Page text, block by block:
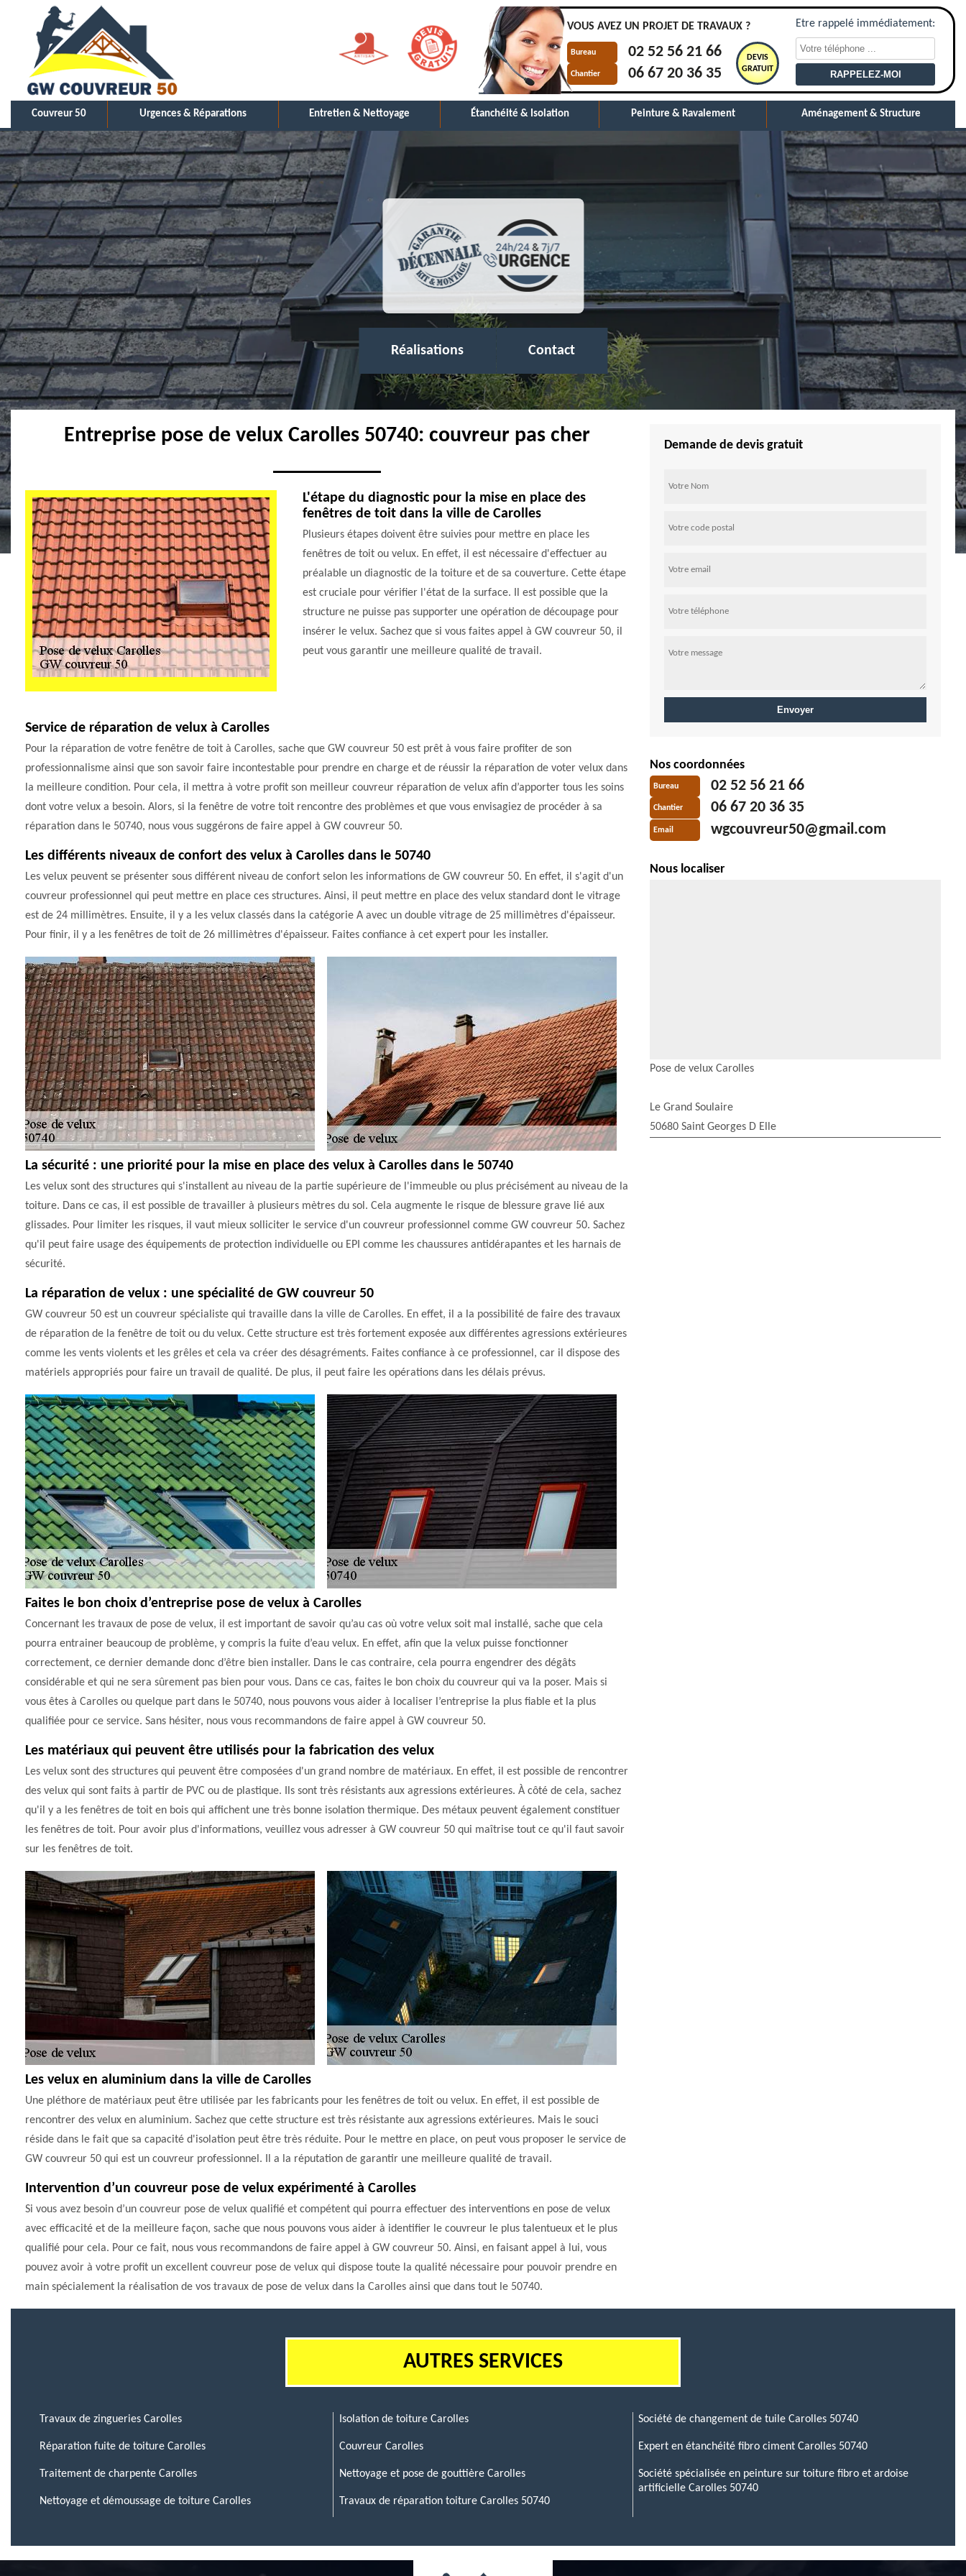
VOUS AVEZ UN PROJET DE TRAVAUX ?
Bureau 02 52 56 21 66
Chantier 06 67 20 36 35
DEVIS
GRATUIT
Etre rappelé immédiatement:
Couvreur 50 Urgences & Réparations Entretien & Nettoyage Étanchéité & Isolation Peinture & Ravalement Aménagement & Structure
Réalisations Contact
Entreprise pose de velux Carolles 50740: couvreur pas cher
L'étape du diagnostic pour la mise en place des
fenêtres de toit dans la ville de Carolles
Plusieurs étapes doivent être suivies pour mettre en place les
fenêtres de toit ou velux. En effet, il est nécessaire d'effectuer au
préalable un diagnostic de la toiture et de sa couverture. Cette étape
est cruciale pour vérifier l'état de la surface. Il est possible que la
structure ne puisse pas supporter une opération de découpage pour
insérer le velux. Sachez que si vous faites appel à GW couvreur 50, il
peut vous garantir une meilleure qualité de travail.
Service de réparation de velux à Carolles
Pour la réparation de votre fenêtre de toit à Carolles, sache que GW couvreur 50 est prêt à vous faire profiter de son
professionnalisme ainsi que son savoir faire incontestable pour prendre en charge et de réussir la réparation de voter velux dans
la meilleure condition. Pour cela, il mettra à votre profit son meilleur couvreur réparation de velux afin d’apporter tous les soins
dont votre velux a besoin. Alors, si la fenêtre de votre toit rencontre des problèmes et que vous envisagiez de procéder à sa
réparation dans le 50740, nous vous suggérons de faire appel à GW couvreur 50.
Les différents niveaux de confort des velux à Carolles dans le 50740
Les velux peuvent se présenter sous différent niveau de confort selon les informations de GW couvreur 50. En effet, il s'agit d'un
couvreur professionnel qui peut mettre en place ces structures. Ainsi, il peut mettre en place des velux standard dont le vitrage
est de 24 millimètres. Ensuite, il y a les velux classés dans la catégorie A avec un double vitrage de 25 millimètres d'épaisseur.
Pour finir, il y a les fenêtres de toit de 26 millimètres d'épaisseur. Faites confiance à cet expert pour les installer.
La sécurité : une priorité pour la mise en place des velux à Carolles dans le 50740
Les velux sont des structures qui s'installent au niveau de la partie supérieure de l'immeuble ou plus précisément au niveau de la
toiture. Dans ce cas, il est possible de travailler à plusieurs mètres du sol. Cela augmente le risque de blessure grave lié aux
glissades. Pour limiter les risques, il vaut mieux solliciter le service d'un couvreur professionnel comme GW couvreur 50. Sachez
qu'il peut faire usage des équipements de protection individuelle ou EPI comme les chaussures antidérapantes et les harnais de
sécurité.
La réparation de velux : une spécialité de GW couvreur 50
GW couvreur 50 est un couvreur spécialiste qui travaille dans la ville de Carolles. En effet, il a la possibilité de faire des travaux
de réparation de la fenêtre de toit ou du velux. Cette structure est très fortement exposée aux différentes agressions extérieures
comme les vents violents et les grêles et cela va créer des désagréments. Faites confiance à ce professionnel, car il dispose des
matériels appropriés pour faire un travail de qualité. De plus, il peut faire les opérations dans les délais prévus.
Faites le bon choix d’entreprise pose de velux à Carolles
Concernant les travaux de pose de velux, il est important de savoir qu’au cas où votre velux soit mal installé, sache que cela
pourra entrainer beaucoup de problème, y compris la fuite d’eau velux. En effet, afin que la velux puisse fonctionner
correctement, ce dernier demande donc d’être bien installer. Dans le cas contraire, cela pourra engendrer des dégâts
considérable et qui ne sera sûrement pas bien pour vous. Dans ce cas, faites le bon choix du couvreur qui va la poser. Mais si
vous êtes à Carolles ou quelque part dans le 50740, nous pouvons vous aider à localiser l’entreprise la plus fiable et la plus
qualifiée pour ce service. Sans hésiter, nous vous recommandons de faire appel à GW couvreur 50.
Les matériaux qui peuvent être utilisés pour la fabrication des velux
Les velux sont des structures qui peuvent être composées d'un grand nombre de matériaux. En effet, il est possible de rencontrer
des velux qui sont faits à partir de PVC ou de plastique. Ils sont très résistants aux agressions extérieures. À côté de cela, sachez
qu'il y a les fenêtres de toit en bois qui affichent une très bonne isolation thermique. Des métaux peuvent également constituer
les fenêtres de toit. Pour avoir plus d'informations, veuillez vous adresser à GW couvreur 50 qui maîtrise tout ce qu'il faut savoir
sur les fenêtres de toit.
Les velux en aluminium dans la ville de Carolles
Une pléthore de matériaux peut être utilisée par les fabricants pour les fenêtres de toit ou velux. En effet, il est possible de
rencontrer des velux en aluminium. Sachez que cette structure est très résistante aux agressions extérieures. Mais le souci
réside dans le fait que sa capacité d'isolation peut être très réduite. Pour le mettre en place, on peut vous proposer le service de
GW couvreur 50 qui est un couvreur professionnel. Il a la réputation de garantir une meilleure qualité de travail.
Intervention d’un couvreur pose de velux expérimenté à Carolles
Si vous avez besoin d’un couvreur pose de velux qualifié et compétent qui pourra effectuer des interventions en pose de velux
avec efficacité et de la meilleure façon, sache que nous pouvons vous aider à identifier le couvreur le plus talentueux et le plus
qualifié pour cela. Pour ce fait, nous vous recommandons de faire appel à GW couvreur 50. Ainsi, en faisant appel à lui, vous
pouvez avoir à votre profit un excellent couvreur pose de velux qui dispose toute la qualité nécessaire pour pouvoir prendre en
main spécialement la réalisation de vos travaux de pose de velux dans la Carolles ainsi que dans tout le 50740.
Demande de devis gratuit
Nos coordonnées
Bureau 02 52 56 21 66
Chantier 06 67 20 36 35
Email wgcouvreur50@gmail.com
Nous localiser
Pose de velux Carolles
Le Grand Soulaire
50680 Saint Georges D Elle
AUTRES SERVICES
Travaux de zingueries Carolles
Réparation fuite de toiture Carolles
Traitement de charpente Carolles
Nettoyage et démoussage de toiture Carolles
Isolation de toiture Carolles
Couvreur Carolles
Nettoyage et pose de gouttière Carolles
Travaux de réparation toiture Carolles 50740
Société de changement de tuile Carolles 50740
Expert en étanchéité fibro ciment Carolles 50740
Société spécialisée en peinture sur toiture fibro et ardoise
artificielle Carolles 50740